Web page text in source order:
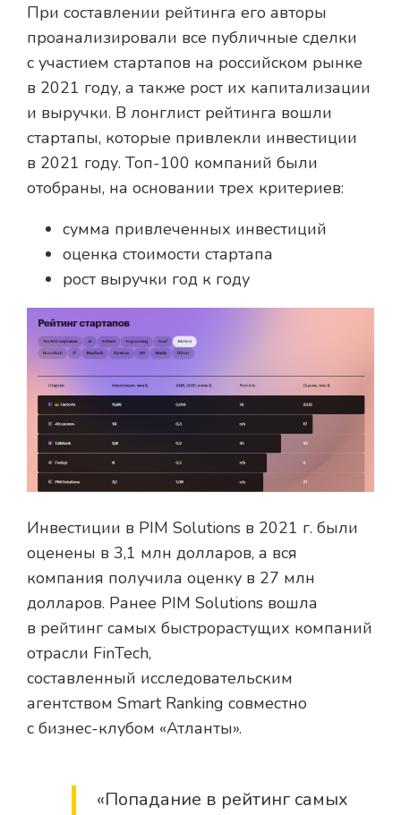
При составлении рейтинга его авторы
проанализировали все публичные сделки
с участием стартапов на российском рынке
в 2021 году, а также рост их капитализации
и выручки. В лонглист рейтинга вошли
стартапы, которые привлекли инвестиции
в 2021 году. Топ-100 компаний были
отобраны, на основании трех критериев:
сумма привлеченных инвестиций
оценка стоимости стартапа
рост выручки год к году
Инвестиции в PIM Solutions в 2021 г. были
оценены в 3,1 млн долларов, а вся
компания получила оценку в 27 млн
долларов. Ранее PIM Solutions вошла
в рейтинг самых быстрорастущих компаний
отрасли FinTech,
составленный исследовательским
агентством Smart Ranking совместно
с бизнес-клубом «Атланты».
«Попадание в рейтинг самых